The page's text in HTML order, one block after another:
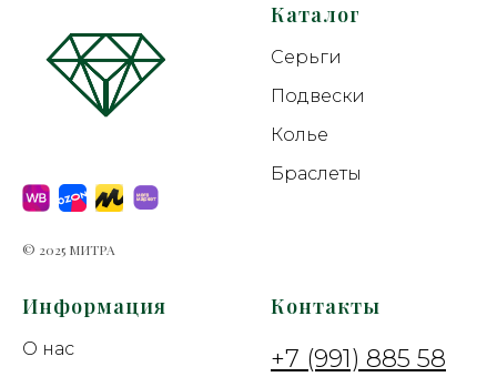
© 2025 МИТРА
Каталог
Серьги
Подвески
Колье
Браслеты
Информация
О нас
Контакты
+7 (991) 885 58